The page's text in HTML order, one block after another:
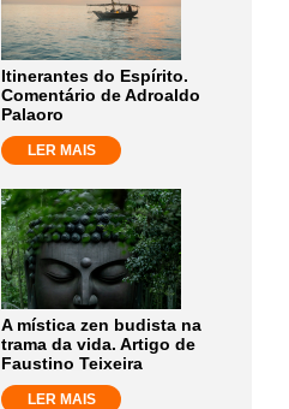
Itinerantes do Espírito.
Comentário de Adroaldo
Palaoro
LER MAIS
A mística zen budista na
trama da vida. Artigo de
Faustino Teixeira
LER MAIS